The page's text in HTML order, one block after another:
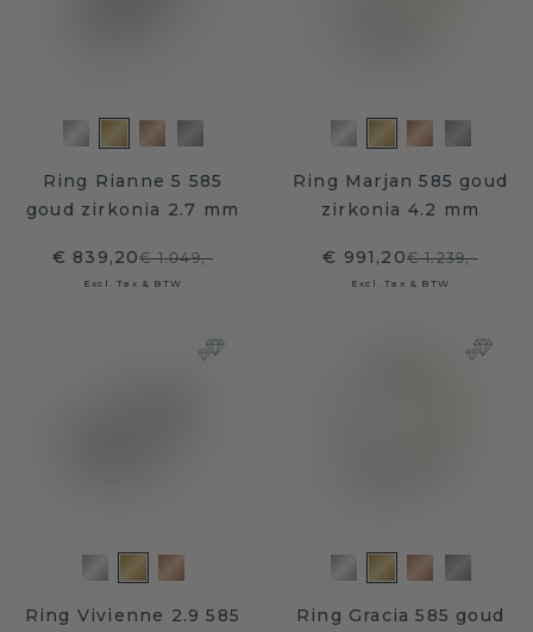
Ring Rianne 5 585
goud zirkonia 2.7 mm
€ 839,20€ 1.049,-
Excl. Tax & BTW
Ring Marjan 585 goud
zirkonia 4.2 mm
€ 991,20€ 1.239,-
Excl. Tax & BTW
Ring Vivienne 2.9 585
Ring Gracia 585 goud